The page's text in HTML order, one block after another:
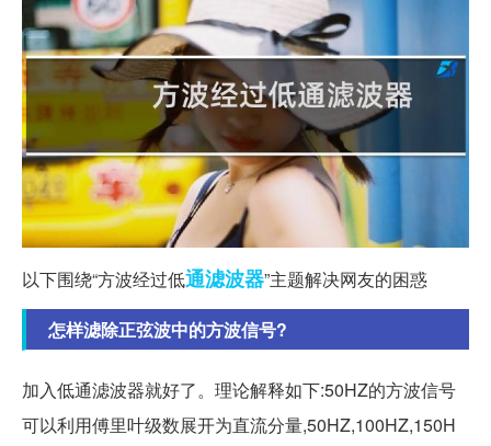
以下围绕“方波经过低通滤波器”主题解决网友的困惑
怎样滤除正弦波中的方波信号?
加入低通滤波器就好了。理论解释如下:50HZ的方波信号
可以利用傅里叶级数展开为直流分量,50HZ,100HZ,150H